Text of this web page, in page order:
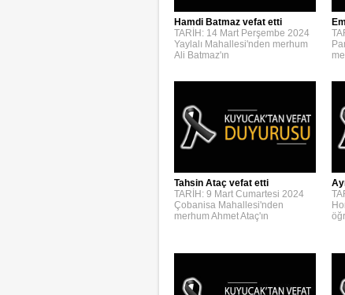
Hamdi Batmaz vefat etti
TARİH: 14 Mart Perşembe 2024
Yaylalı Mahallesi'nden merhum
Ali Batmaz'ın
Tahsin Ataç vefat etti
TARİH: 9 Mart Cumartesi 2024
Çobanisa Mahallesi'nden
merhum Ahmet Ataç'ın